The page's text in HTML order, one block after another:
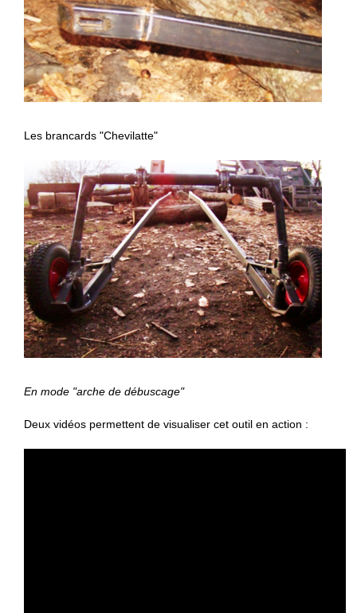
Les brancards "Chevilatte"
En mode "arche de débuscage"
Deux vidéos permettent de visualiser cet outil en action :